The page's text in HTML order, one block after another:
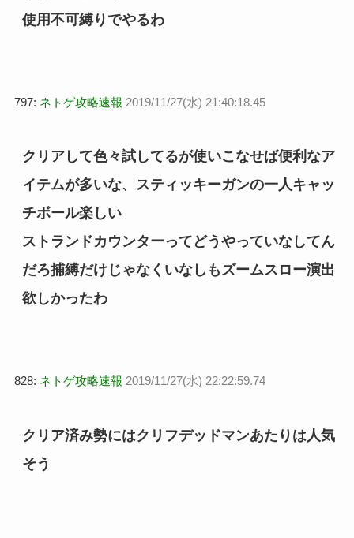
使用不可縛りでやるわ
797: ネトゲ攻略速報 2019/11/27(水) 21:40:18.45
クリアして色々試してるが使いこなせば便利なア
イテムが多いな、スティッキーガンの一人キャッ
チボール楽しい
ストランドカウンターってどうやっていなしてん
だろ捕縛だけじゃなくいなしもズームスロー演出
欲しかったわ
828: ネトゲ攻略速報 2019/11/27(水) 22:22:59.74
クリア済み勢にはクリフデッドマンあたりは人気
そう